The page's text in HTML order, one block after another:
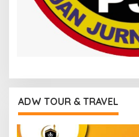
ADW TOUR & TRAVEL